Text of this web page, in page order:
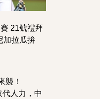
21號禮拜
加拉瓜拚
襲！
代人力，中